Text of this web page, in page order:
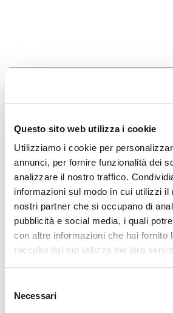
Questo sito web utilizza i cookie
Utilizziamo i cookie per
annunci, per fornire funzionalità dei
analizzare il nostro traffico.
informazioni sul modo in cui utilizzi il
nostri partner che si occupano di
pubblicità e social media, i quali
con altre informazioni che hai fornito
raccolto dal tuo utilizzo dei loro
delNecessari